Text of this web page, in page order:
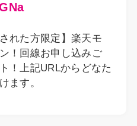
れた方限定】楽天モ
！回線お申し込みご
！上記URLからどなた
ます。